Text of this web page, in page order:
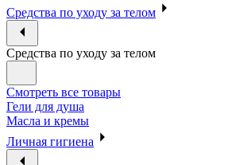
Средства по уходу за телом
Средства по уходу за телом
Смотреть все товары
Гели для душа
Масла и кремы
Личная гигиена